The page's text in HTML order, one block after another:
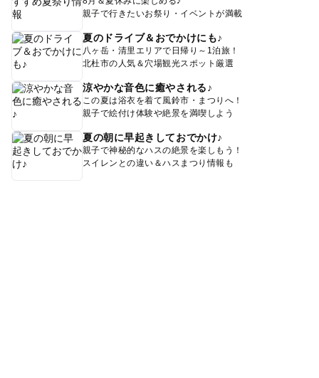
親子で行きたいお祭り・イベントが満載
夏のドライブ＆おでかけにも♪
八ヶ岳・清里エリアで日帰り～1泊旅！
北杜市の人気＆穴場観光スポット厳選
涼やかな音色に癒やされる♪
この夏は浴衣を着て風鈴市・まつりへ！
親子で絵付け体験や絶景を満喫しよう
夏の朝に早起きしておでかけ♪
親子で神秘的なハスの絶景を楽しもう！
スイレンとの違い＆ハスまつり情報も